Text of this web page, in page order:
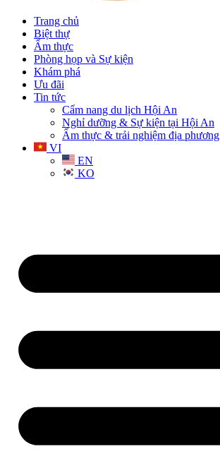
Trang chủ
Biệt thự
Ẩm thực
Phòng họp và Sự kiện
Khám phá
Ưu đãi
Tin tức
Cẩm nang du lịch Hội An
Nghỉ dưỡng & Sự kiện tại Hội An
Ẩm thực & trải nghiệm địa phương
VI
EN
KO